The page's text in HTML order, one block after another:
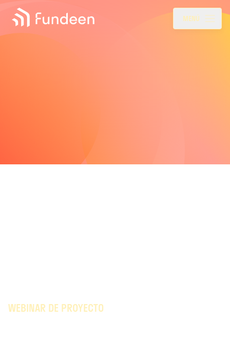
Fundeen Menu
MENÚ
WEBINAR DE PROYECTO